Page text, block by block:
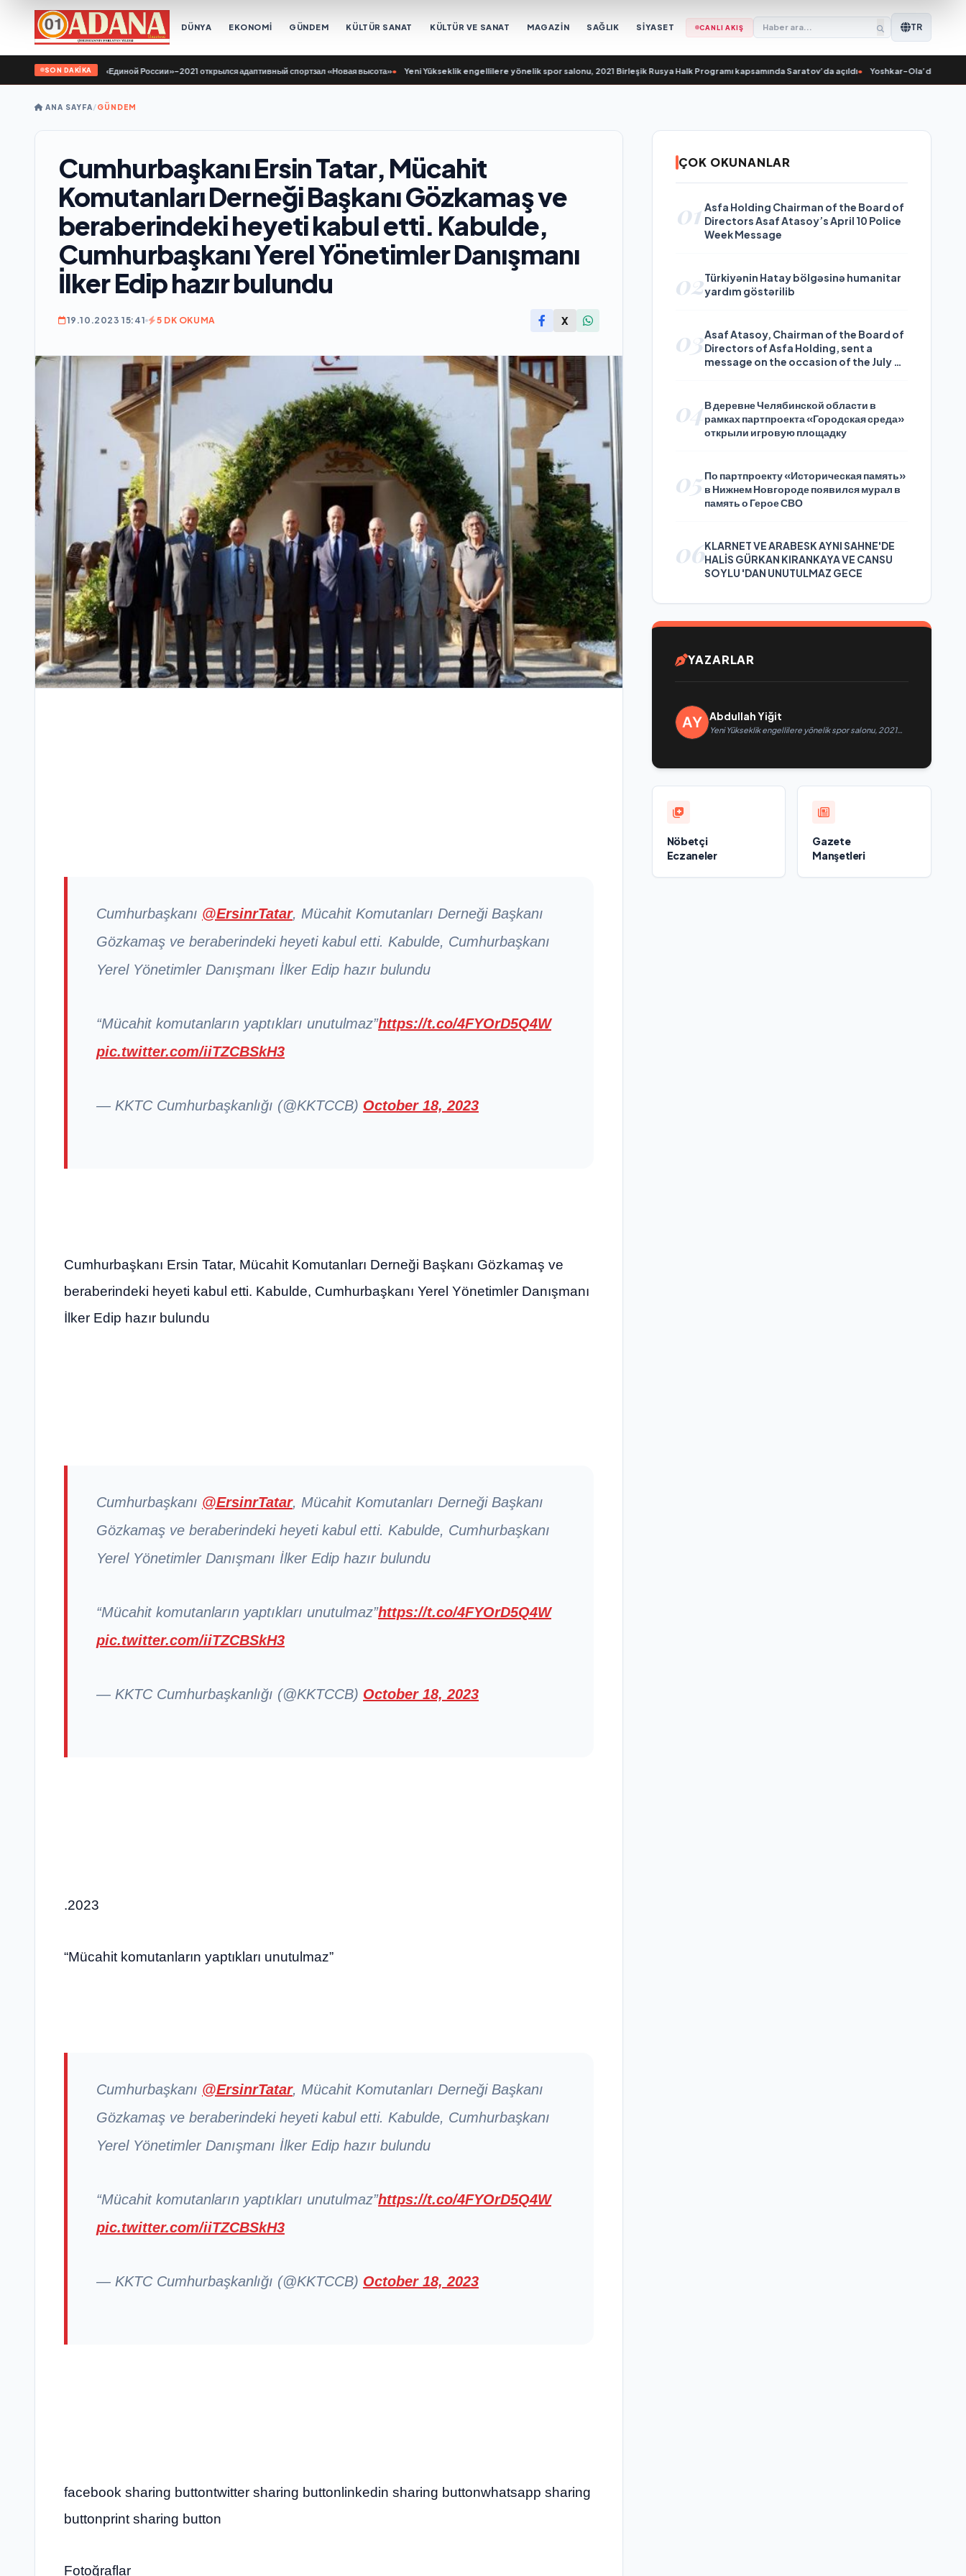
DÜNYA EKONOMİ GÜNDEM KÜLTÜR SANAT KÜLTÜR VE SANAT MAGAZİN SAĞLIK SİYASET CANLI AKIŞ TR
SON DAKİKA
программе «Единой России»-2021 открылся адаптивный спортзал «Новая высота»• Yeni Yükseklik engellilere yönelik spor salonu, 2021 Birleşik Rusya Halk Programı kapsamında Saratov’da açıldı• Yoshkar-Ola’da Nikolai
ANA SAYFA/GÜNDEM
Cumhurbaşkanı Ersin Tatar, Mücahit
Komutanları Derneği Başkanı Gözkamaş ve
beraberindeki heyeti kabul etti. Kabulde,
Cumhurbaşkanı Yerel Yönetimler Danışmanı
İlker Edip hazır bulundu
19.10.2023 15:41 5 DK OKUMA X
Cumhurbaşkanı @ErsinrTatar, Mücahit Komutanları Derneği Başkanı
Gözkamaş ve beraberindeki heyeti kabul etti. Kabulde, Cumhurbaşkanı
Yerel Yönetimler Danışmanı İlker Edip hazır bulundu
“Mücahit komutanların yaptıkları unutulmaz”https://t.co/4FYOrD5Q4W
pic.twitter.com/iiTZCBSkH3
— KKTC Cumhurbaşkanlığı (@KKTCCB) October 18, 2023
Cumhurbaşkanı Ersin Tatar, Mücahit Komutanları Derneği Başkanı Gözkamaş ve
beraberindeki heyeti kabul etti. Kabulde, Cumhurbaşkanı Yerel Yönetimler Danışmanı
İlker Edip hazır bulundu
Cumhurbaşkanı @ErsinrTatar, Mücahit Komutanları Derneği Başkanı
Gözkamaş ve beraberindeki heyeti kabul etti. Kabulde, Cumhurbaşkanı
Yerel Yönetimler Danışmanı İlker Edip hazır bulundu
“Mücahit komutanların yaptıkları unutulmaz”https://t.co/4FYOrD5Q4W
pic.twitter.com/iiTZCBSkH3
— KKTC Cumhurbaşkanlığı (@KKTCCB) October 18, 2023
.2023
“Mücahit komutanların yaptıkları unutulmaz”
Cumhurbaşkanı @ErsinrTatar, Mücahit Komutanları Derneği Başkanı
Gözkamaş ve beraberindeki heyeti kabul etti. Kabulde, Cumhurbaşkanı
Yerel Yönetimler Danışmanı İlker Edip hazır bulundu
“Mücahit komutanların yaptıkları unutulmaz”https://t.co/4FYOrD5Q4W
pic.twitter.com/iiTZCBSkH3
— KKTC Cumhurbaşkanlığı (@KKTCCB) October 18, 2023
facebook sharing buttontwitter sharing buttonlinkedin sharing buttonwhatsapp sharing
buttonprint sharing button
Fotoğraflar
ÇOK OKUNANLAR
01 Asfa Holding Chairman of the Board of
Directors Asaf Atasoy’s April 10 Police
Week Message
02Türkiyənin Hatay bölgəsinə humanitar
yardım göstərilib
03Asaf Atasoy, Chairman of the Board of
Directors of Asfa Holding, sent a
message on the occasion of the July 24
04В деревне Челябинской области в
рамках партпроекта «Городская среда»
открыли игровую площадку
05 По партпроекту «Историческая память»
в Нижнем Новгороде появился мурал в
память о Герое СВО
06KLARNET VE ARABESK AYNI SAHNE'DE
HALİS GÜRKAN KIRANKAYA VE CANSU
SOYLU 'DAN UNUTULMAZ GECE
YAZARLAR
Abdullah Yiğit
Yeni Yükseklik engellilere yönelik spor salonu, 2021
Nöbetçi
Eczaneler
Gazete
Manşetleri